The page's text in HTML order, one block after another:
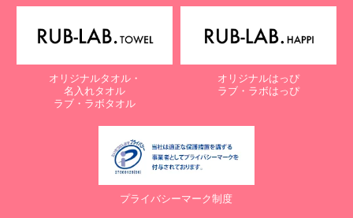
電子メール：info@rub-lab.com
【認定個人情報保護団体の名称及び、苦情の解決の申出先】
一般財団法人日本情報経済社会推進協会
認定個人情報保護団体事務局
〒106-0032 東京都港区六本木一丁目9番9号 六本木ファースト
７. 個人情報の提供の任意性と提供されない場合に起こりうる影響
オリジナルタオル・
名入れタオル
ラブ・ラボタオル
オリジナルはっぴ
ラブ・ラボはっぴ
プライバシーマーク制度